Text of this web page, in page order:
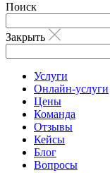
Поиск
Закрыть
Услуги
Онлайн-услуги
Цены
Команда
Отзывы
Кейсы
Блог
Вопросы